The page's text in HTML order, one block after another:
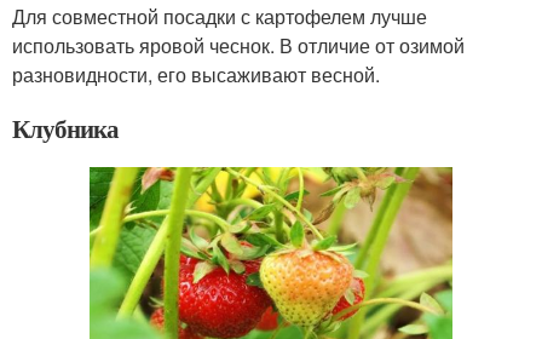
Для совместной посадки с картофелем лучше
использовать яровой чеснок. В отличие от озимой
разновидности, его высаживают весной.
Клубника